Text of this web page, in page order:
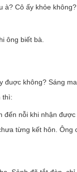
à? Cô ấy khỏe
ông biết bà.
đuợc không? Sáng
thì:
đến nỗi khi nhận
từng kết hôn.